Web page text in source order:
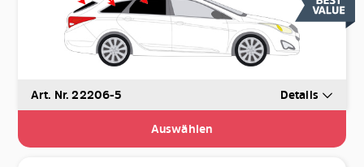
Art. Nr. 22206-5 Details
Auswählen